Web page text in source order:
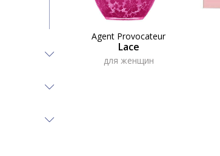
Agent Provocateur
Lace
для женщин